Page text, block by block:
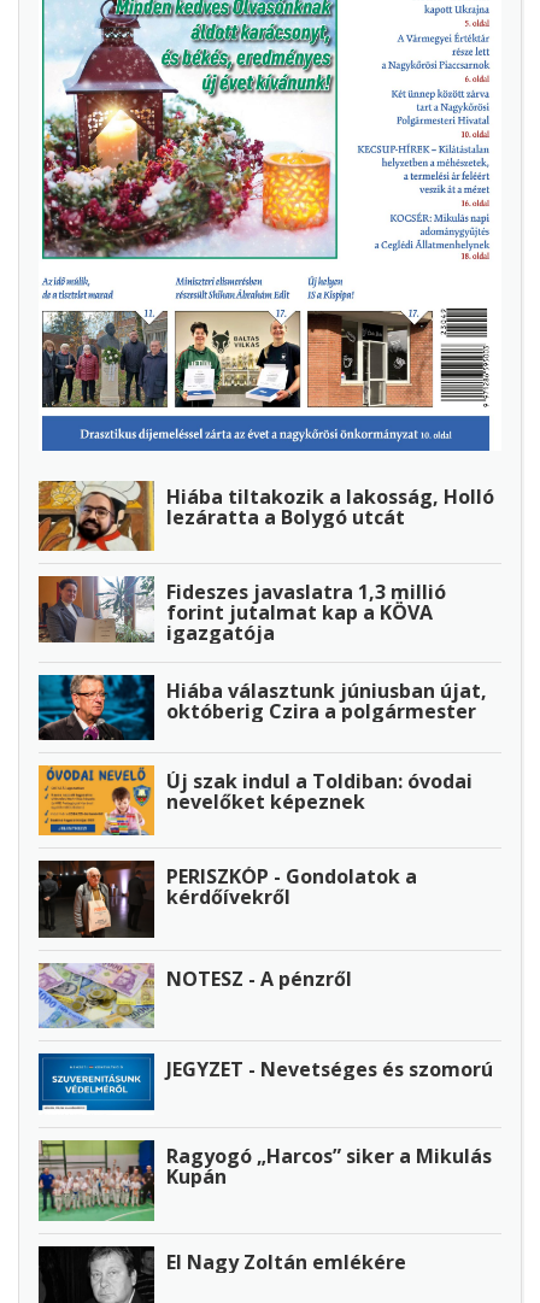
Hiába tiltakozik a lakosság, Holló
lezáratta a Bolygó utcát
Fideszes javaslatra 1,3 millió
forint jutalmat kap a KÖVA
igazgatója
Hiába választunk júniusban újat,
októberig Czira a polgármester
Új szak indul a Toldiban: óvodai
nevelőket képeznek
PERISZKÓP - Gondolatok a
kérdőívekről
NOTESZ - A pénzről
JEGYZET - Nevetséges és szomorú
Ragyogó „Harcos” siker a Mikulás
Kupán
El Nagy Zoltán emlékére